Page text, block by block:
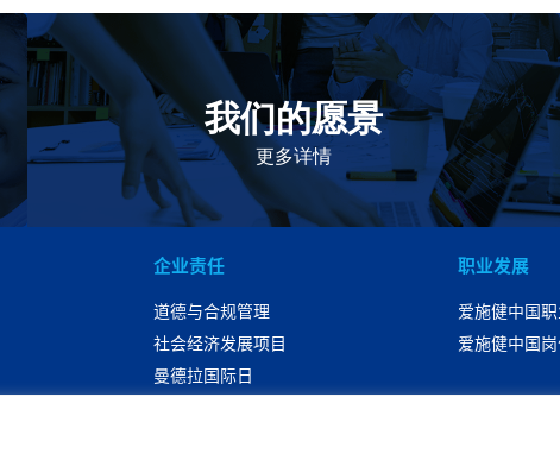
我们的愿景
更多详情
作为一个负责任的企业公民，在全球提供优质和患者可
及的药物，传递我们的价值。
企业责任
道德与合规管理
社会经济发展项目
曼德拉国际日
职业发展
爱施健中国
爱施健中国